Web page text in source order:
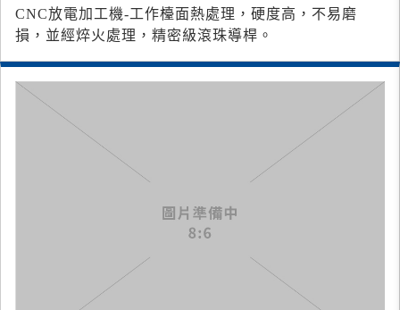
CNC放電加工機-工作檯面熱處理，硬度高，不易磨
損，並經焠火處理，精密級滾珠導桿。